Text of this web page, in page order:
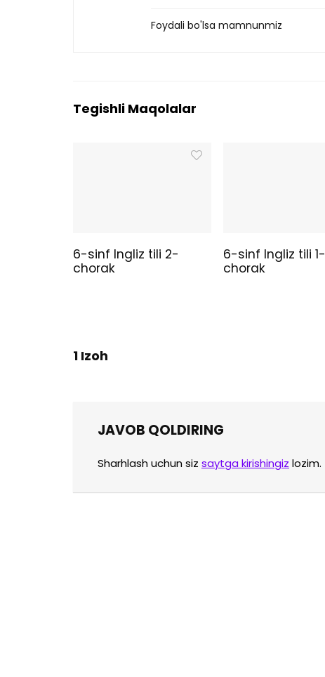
Foydali bo'lsa mamnunmiz
Tegishli Maqolalar
6-sinf Ingliz tili 2-
chorak
6-sinf Ingliz tili 1-
chorak
1 Izoh
JAVOB QOLDIRING
Sharhlash uchun siz saytga kirishingiz lozim.